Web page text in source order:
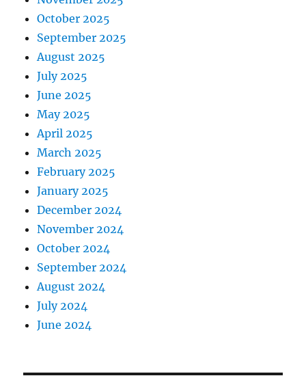
October 2025
September 2025
August 2025
July 2025
June 2025
May 2025
April 2025
March 2025
February 2025
January 2025
December 2024
November 2024
October 2024
September 2024
August 2024
July 2024
June 2024